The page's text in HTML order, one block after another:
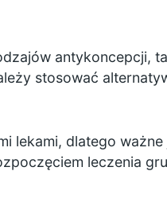
antykoncepcji,
stosować
dlatego
leczenia